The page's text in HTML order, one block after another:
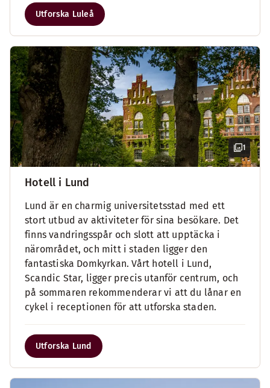
Utforska Luleå
1
Hotell i Lund
Lund är en charmig universitetsstad med ett
stort utbud av aktiviteter för sina besökare. Det
finns vandringsspår och slott att upptäcka i
närområdet, och mitt i staden ligger den
fantastiska Domkyrkan. Vårt hotell i Lund,
Scandic Star, ligger precis utanför centrum, och
på sommaren rekommenderar vi att du lånar en
cykel i receptionen för att utforska staden.
Utforska Lund